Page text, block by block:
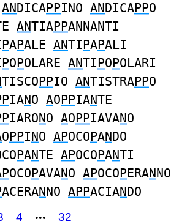
ANDICAPPINO ANDICAPPO
ANTIAPPANNANTI
PAPALE ANTIPAPALI
POPOLARE ANTIPOPOLARI
TISCOPPIO ANTISTRAPPO
IANO AOPPIANTE
IARONO AOPPIAVANO
OPPINO APOCOPANDO
PANTE APOCOPANTI
OCOPAVANO APOCOPERANNO
ACERANNO APPACIANDO
4 ••• 32